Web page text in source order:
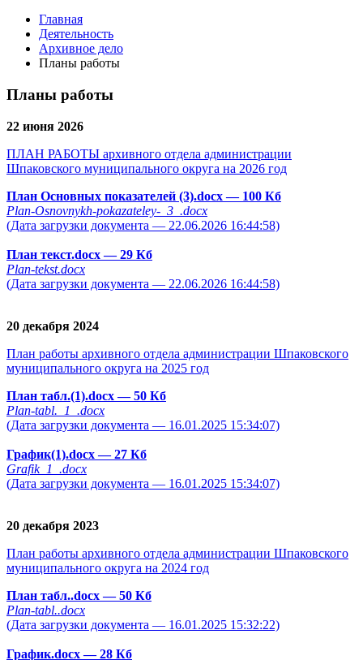
Главная
Деятельность
Архивное дело
Планы работы
Планы работы
22 июня 2026
ПЛАН РАБОТЫ архивного отдела администрации
Шпаковского муниципального округа на 2026 год
План Основных показателей (3).docx— 100 Кб
Plan-Osnovnykh-pokazateley-_3_.docx
(Дата загрузки документа — 22.06.2026 16:44:58)
План текст.docx— 29 Кб
Plan-tekst.docx
(Дата загрузки документа — 22.06.2026 16:44:58)
20 декабря 2024
План работы архивного отдела администрации Шпаковского
муниципального округа на 2025 год
План табл.(1).docx— 50 Кб
Plan-tabl._1_.docx
(Дата загрузки документа — 16.01.2025 15:34:07)
График(1).docx— 27 Кб
Grafik_1_.docx
(Дата загрузки документа — 16.01.2025 15:34:07)
20 декабря 2023
План работы архивного отдела администрации Шпаковского
муниципального округа на 2024 год
План табл..docx— 50 Кб
Plan-tabl..docx
(Дата загрузки документа — 16.01.2025 15:32:22)
График.docx— 28 Кб